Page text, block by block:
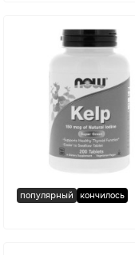
популярный кончилось